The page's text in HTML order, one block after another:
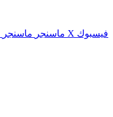
فيسبوك ‫X ماسنجر ماسنجر